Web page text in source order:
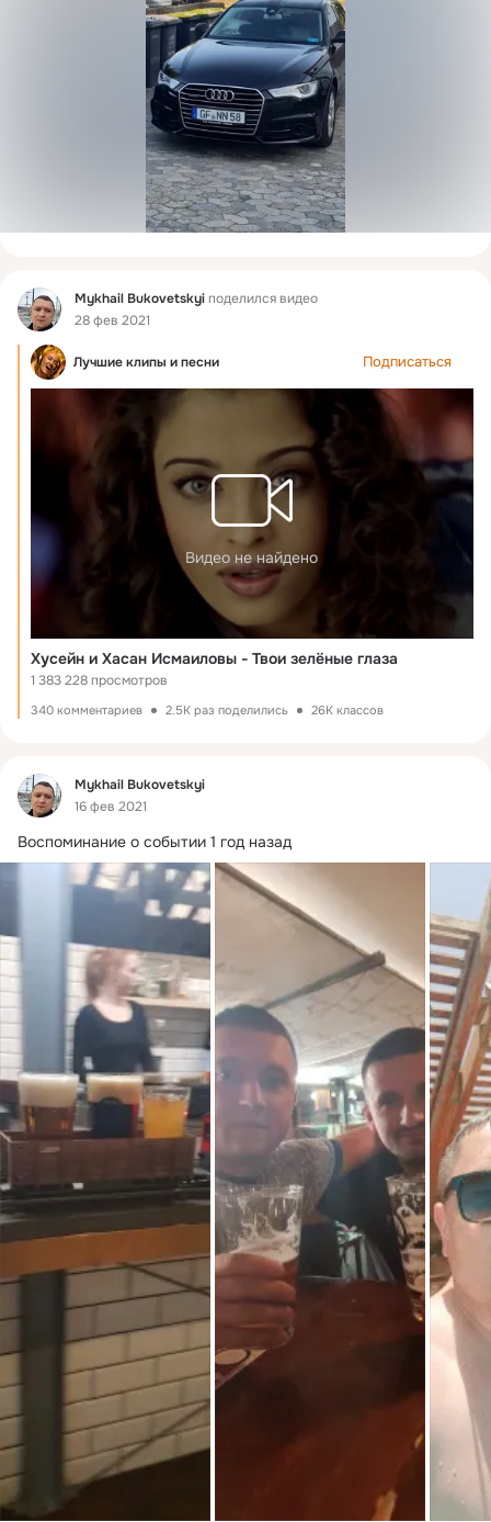
Фид Mykhail Bukovetskyiподелился видео
28 фев 2021
Лучшие клипы и песни Подписаться
Видео не найдено
Хусейн и Хасан Исмаиловы - Твои зелёные глаза
1 383 228 просмотров
340 комментариев 2.5K раз поделились 26K классов
Фид
Mykhail Bukovetskyi
16 фев 2021
Воспоминание о событии 1 год назад